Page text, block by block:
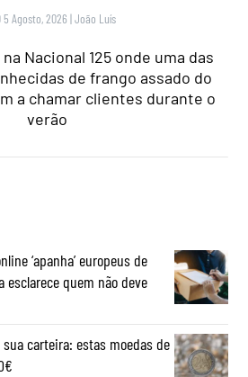
5 Agosto, 2026 |João Luís
Nacional 125 onde uma das
de frango assado do
a chamar clientes durante o
verão
‘apanha’ europeus de
esclarece quem não deve
sua carteira: estas moedas de